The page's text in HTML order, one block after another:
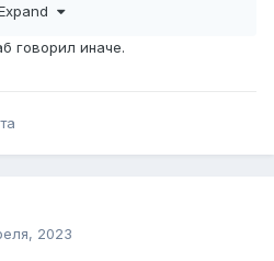
источник реально знает, нужен
случае с TCP - без разницы).
говорил иначе.
2023